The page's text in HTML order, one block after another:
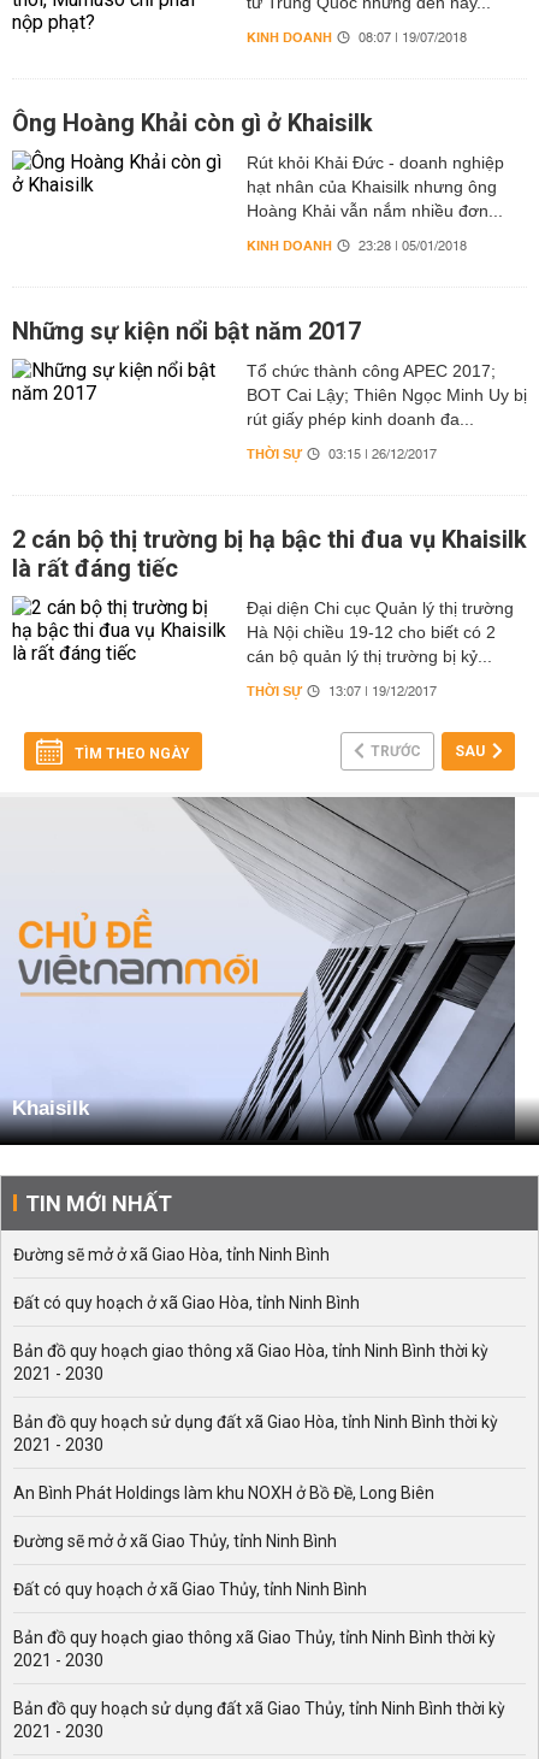
KINH DOANH 08:07 | 19/07/2018
Ông Hoàng Khải còn gì ở Khaisilk
Rút khỏi Khải Đức - doanh nghiệp
hạt nhân của Khaisilk nhưng ông
Hoàng Khải vẫn nắm nhiều đơn...
KINH DOANH 23:28 | 05/01/2018
Những sự kiện nổi bật năm 2017
Tổ chức thành công APEC 2017;
BOT Cai Lậy; Thiên Ngọc Minh Uy bị
rút giấy phép kinh doanh đa...
THỜI SỰ 03:15 | 26/12/2017
2 cán bộ thị trường bị hạ bậc thi đua vụ Khaisilk
là rất đáng tiếc
Đại diện Chi cục Quản lý thị trường
Hà Nội chiều 19-12 cho biết có 2
cán bộ quản lý thị trường bị kỷ...
THỜI SỰ 13:07 | 19/12/2017
TÌM THEO NGÀY TRƯỚC SAU
Khaisilk
TIN MỚI NHẤT
Đường sẽ mở ở xã Giao Hòa, tỉnh Ninh Bình
Đất có quy hoạch ở xã Giao Hòa, tỉnh Ninh Bình
Bản đồ quy hoạch giao thông xã Giao Hòa, tỉnh Ninh Bình thời kỳ
2021 - 2030
Bản đồ quy hoạch sử dụng đất xã Giao Hòa, tỉnh Ninh Bình thời kỳ
2021 - 2030
An Bình Phát Holdings làm khu NOXH ở Bồ Đề, Long Biên
Đường sẽ mở ở xã Giao Thủy, tỉnh Ninh Bình
Đất có quy hoạch ở xã Giao Thủy, tỉnh Ninh Bình
Bản đồ quy hoạch giao thông xã Giao Thủy, tỉnh Ninh Bình thời kỳ
2021 - 2030
Bản đồ quy hoạch sử dụng đất xã Giao Thủy, tỉnh Ninh Bình thời kỳ
2021 - 2030